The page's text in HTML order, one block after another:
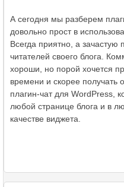
А сегодня мы разберем
довольно прост в
Всегда приятно, а
читателей своего блога.
хороши, но порой хочется
времени и скорее получать
плагин-чат для WordPress,
любой странице блога и в
качестве виджета.